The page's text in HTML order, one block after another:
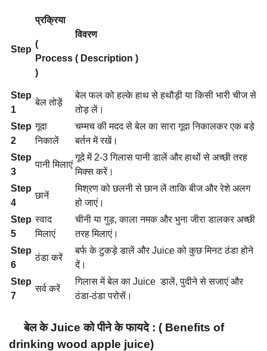
Step
प्रक्रिया
(
Process
)
विवरण
( Description )
Step
1
बेल तोड़ें
बेल फल को हल्के हाथ से हथौड़ी या किसी भारी चीज से
तोड़ लें।
Step
2
गूदा
निकालें
चम्मच की मदद से बेल का सारा गूदा निकालकर एक बड़े
बर्तन में रखें।
Step
3
पानी मिलाएं
गूदे में 2-3 गिलास पानी डालें और हाथों से अच्छी तरह
मिक्स करें।
Step
4
छानें
मिश्रण को छलनी से छान लें ताकि बीज और रेशे अलग
हो जाएं।
Step
5
स्वाद
मिलाएं
चीनी या गुड़, काला नमक और भुना जीरा डालकर अच्छी
तरह मिलाएं।
Step
6
ठंडा करें
बर्फ के टुकड़े डालें और Juice को कुछ मिनट ठंडा होने
दें।
Step
7
सर्व करें
गिलास में बेल का Juice डालें, पुदीने से सजाएं और
ठंडा-ठंडा परोसें।
बेल के Juice को पीने के फायदे : ( Benefits of
drinking wood apple juice)